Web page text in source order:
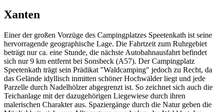
Xanten
Einer der großen Vorzüge des Campingplatzes Speetenkath ist seine
hervorragende geographische Lage. Die Fahrtzeit zum Ruhrgebiet
beträgt nur ca. eine Stunde, die nächste Autobahnausfahrt befindet
sich nur 9 km entfernt bei Sonsbeck (A57). Der Campingplatz
Speetenkath trägt sein Prädikat "Waldcamping" jedoch zu Recht, da
das Gelände idyllisch inmitten schöner Hochwälder liegt und jede
Parzelle durch Nadelhölzer abgegrenzt ist. So zeichnet sich auch die
Teichanlage mit der dazugehörigen Liegewiese durch ihren
malerischen Charakter aus. Spaziergänge durch die Natur geben die